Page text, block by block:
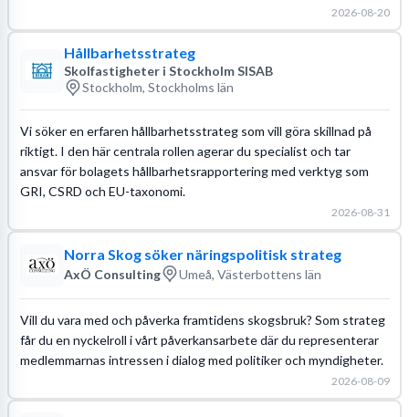
2026-08-20
Hållbarhetsstrateg
Skolfastigheter i Stockholm SISAB
Stockholm, Stockholms län
Vi söker en erfaren hållbarhetsstrateg som vill göra skillnad på
riktigt. I den här centrala rollen agerar du specialist och tar
ansvar för bolagets hållbarhetsrapportering med verktyg som
GRI, CSRD och EU-taxonomi.
2026-08-31
Norra Skog söker näringspolitisk strateg
AxÖ Consulting Umeå, Västerbottens län
Vill du vara med och påverka framtidens skogsbruk? Som strateg
får du en nyckelroll i vårt påverkansarbete där du representerar
medlemmarnas intressen i dialog med politiker och myndigheter.
2026-08-09